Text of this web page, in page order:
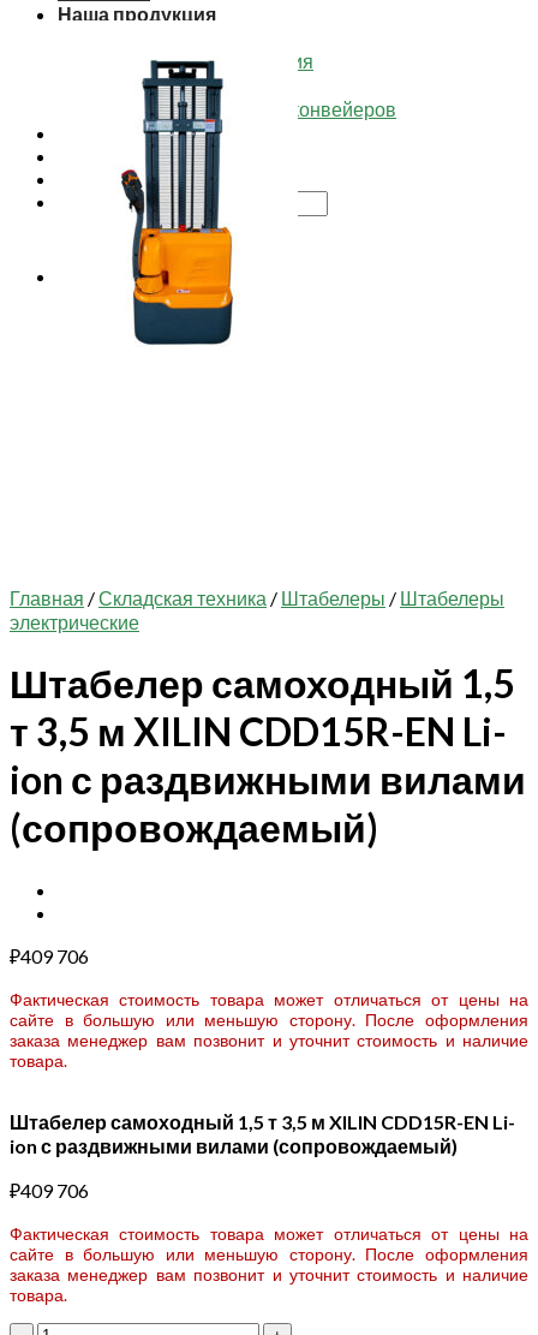
Наша продукция
Футеровочные изделия
Изделия из СВМПЭ
Комплектующие для конвейеров
Доставка
Опросные листы
Контакты
Искать:
Корзина
Корзина пуста.
Главная /Складская техника / Штабелеры / Штабелеры
электрические
Штабелер самоходный 1,5
т 3,5 м XILIN CDD15R-EN Li-
ion с раздвижными вилами
(сопровождаемый)
₽409 706
Фактическая стоимость товара может отличаться от цены на
сайте в большую или меньшую сторону. После оформления
заказа менеджер вам позвонит и уточнит стоимость и наличие
товара.
Штабелер самоходный 1,5 т 3,5 м XILIN CDD15R-EN Li-
ion с раздвижными вилами (сопровождаемый)
₽409 706
Фактическая стоимость товара может отличаться от цены на
сайте в большую или меньшую сторону. После оформления
заказа менеджер вам позвонит и уточнит стоимость и наличие
товара.